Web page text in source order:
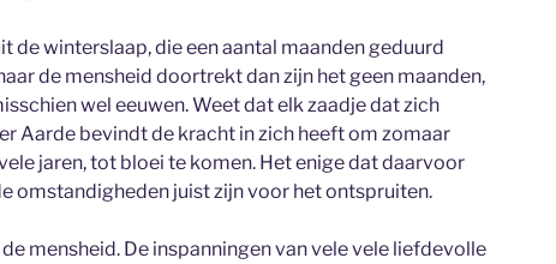
de winterslaap, die een aantal maanden geduurd
de mensheid doortrekt dan zijn het geen maanden,
wel eeuwen. Weet dat elk zaadje dat zich
Aarde bevindt de kracht in zich heeft om zomaar
jaren, tot bloei te komen. Het enige dat daarvoor
omstandigheden juist zijn voor het ontspruiten.
mensheid. De inspanningen van vele vele liefdevolle